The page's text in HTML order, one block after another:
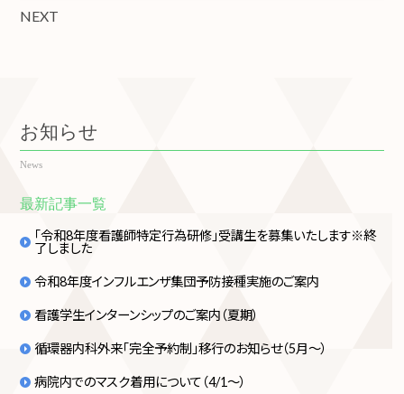
NEXT
お知らせ
News
最新記事一覧
「令和8年度看護師特定行為研修」受講生を募集いたします※終
了しました
令和8年度インフルエンザ集団予防接種実施のご案内
看護学生インターンシップのご案内（夏期）
循環器内科外来「完全予約制」移行のお知らせ（5月～）
病院内でのマスク着用について（4/1～）